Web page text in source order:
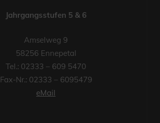
Jahrgangsstufen 5 & 6
Amselweg 9
58256 Ennepetal
Tel.: 02333 – 609 5470
Fax-Nr.: 02333 – 6095479
eMail